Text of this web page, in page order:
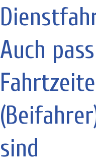
Auch
sind